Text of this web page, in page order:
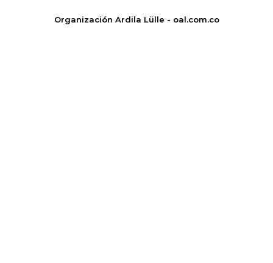
Organización Ardila Lülle - oal.com.co